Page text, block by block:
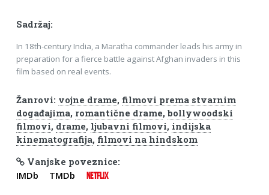
Sadržaj:
In 18th-century India, a Maratha commander leads his army in
preparation for a fierce battle against Afghan invaders in this
film based on real events.
Žanrovi: vojne drame, filmovi prema stvarnim
događajima, romantične drame, bollywoodski
filmovi, drame, ljubavni filmovi, indijska
kinematografija, filmovi na hindskom
Vanjske poveznice:
IMDb TMDb NETFLIX